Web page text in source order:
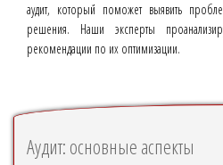
аудит, который поможет выявить
решения. Наши эксперты
рекомендации по их оптимизации.
Аудит: основные аспекты